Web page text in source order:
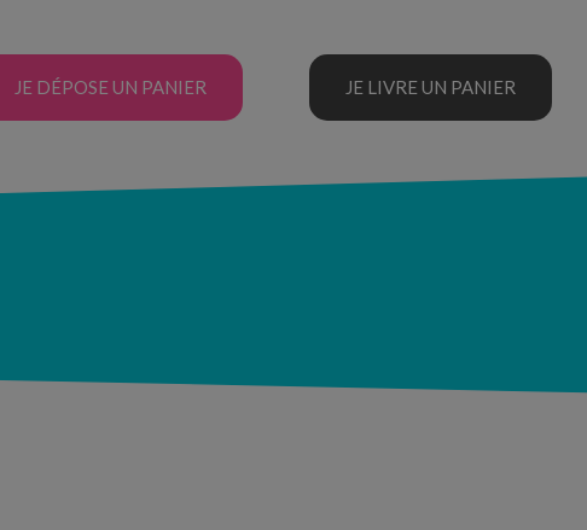
JE DÉPOSE UN PANIER JE LIVRE UN PANIER